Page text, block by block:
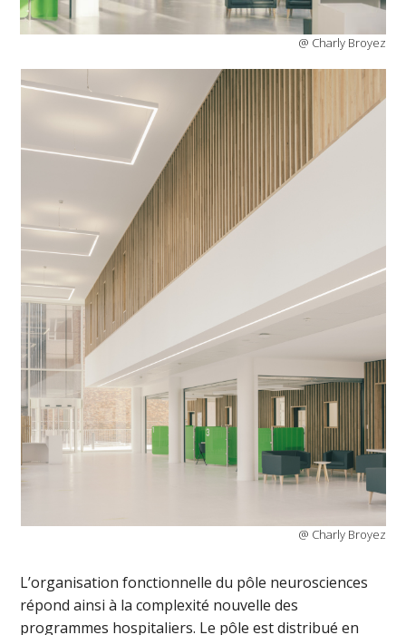
@ Charly Broyez
@ Charly Broyez
L’organisation fonctionnelle du pôle neurosciences
répond ainsi à la complexité nouvelle des
programmes hospitaliers. Le pôle est distribué en